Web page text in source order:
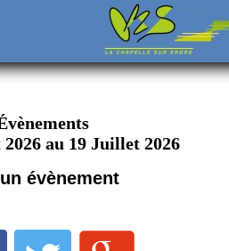
au 19 Juillet 2026
évènement